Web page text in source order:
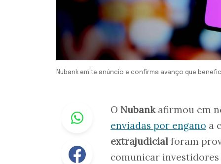
Nubank emite anúncio e confirma avanço que
Whastapp
Facebook
O Nubank afirmou em
enviadas por engano a
extrajudicial foram
comunicar